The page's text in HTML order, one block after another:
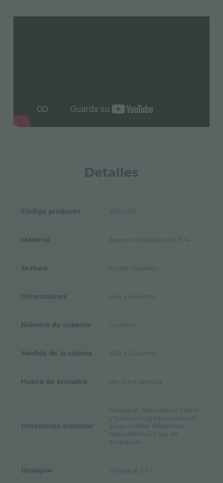
Detalles
Código producto 5554240
Material Acero inoxidable AISI 304
Texture Foster cepillado
Dimensiones 446 x 446 mm
Número de cubetas 1 cubeta
Medida de la cubeta 406 x 406 mm
Hueco de encastre Ver ficha técnica
Dotaciones estándar
Desagüe, rebosadero Foster
y tubo corrugado universal
(para instalar diferentes
rebosaderos), Caja de
embalaje
Desagüe Desagüe 3.5 "